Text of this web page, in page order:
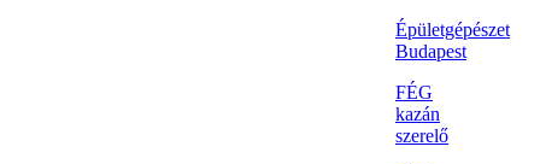
Épületgépészet
Budapest
FÉG
kazán
szerelő